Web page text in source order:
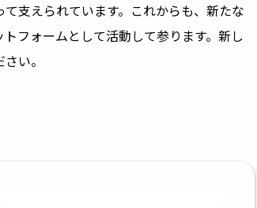
支えられています。これからも、新たな
フォームとして活動して参ります。新し
い。